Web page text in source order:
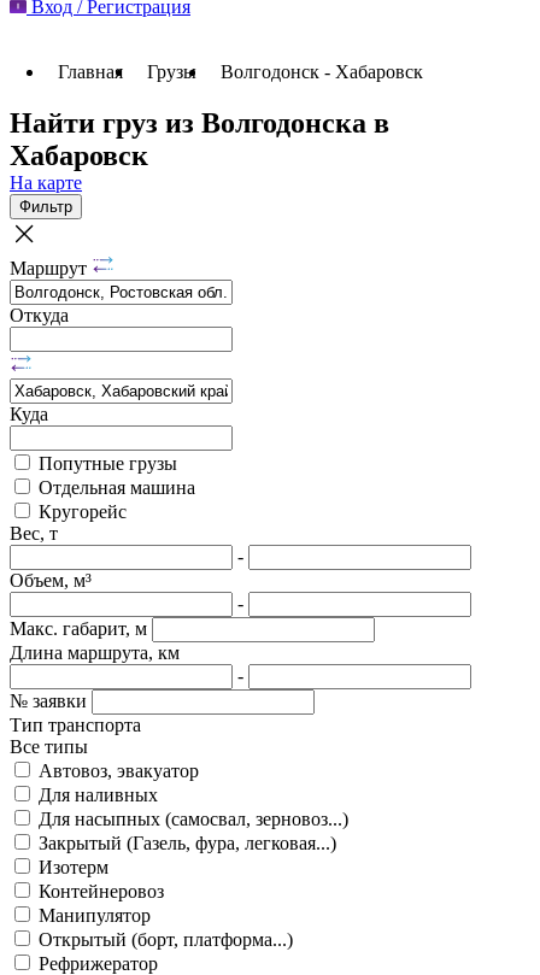
Вход / Регистрация
Главная Грузы Волгодонск - Хабаровск
Найти груз из Волгодонска в
Хабаровск
На карте
Фильтр
Маршрут
Откуда
Куда
Попутные грузы
Отдельная машина
Кругорейс
Вес, т
-
Объем, м³
-
Макс. габарит, м
Длина маршрута, км
-
№ заявки
Тип транспорта
Все типы
Автовоз, эвакуатор
Для наливных
Для насыпных (самосвал, зерновоз...)
Закрытый (Газель, фура, легковая...)
Изотерм
Контейнеровоз
Манипулятор
Открытый (борт, платформа...)
Рефрижератор